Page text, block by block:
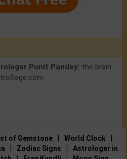
Punit Pandey: the brain
of Gemstone | World Clock
|
| Zodiac Signs |
Astrologer in